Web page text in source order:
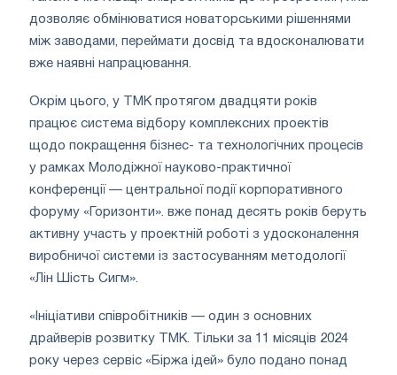
дозволяє обмінюватися новаторськими рішеннями
між заводами, переймати досвід та вдосконалювати
вже наявні напрацювання.
Окрім цього, у ТМК протягом двадцяти років
працює система відбору комплексних проектів
щодо покращення бізнес- та технологічних процесів
у рамках Молодіжної науково-практичної
конференції — центральної події корпоративного
форуму «Горизонти». вже понад десять років беруть
активну участь у проектній роботі з удосконалення
виробничої системи із застосуванням методології
«Лін Шість Сигм».
«Ініціативи співробітників — один з основних
драйверів розвитку ТМК. Тільки за 11 місяців 2024
року через сервіс «Біржа ідей» було подано понад